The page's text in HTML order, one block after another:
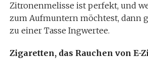
Zitronenmelisse ist perfekt, und
zum Aufmuntern möchtest, dann
zu einer Tasse Ingwertee.
Zigaretten, das Rauchen von E-